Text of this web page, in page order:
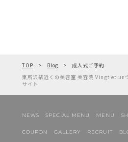
TOP Blog
成人式ご予約
東所沢駅近くの美容室 美容院 Vingt et un
サイト
NEWS SPECIAL MENU MENU
COUPON GALLERY RECRUIT